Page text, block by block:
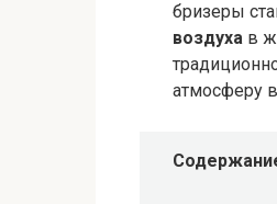
бризеры
воздуха в
атмосферу